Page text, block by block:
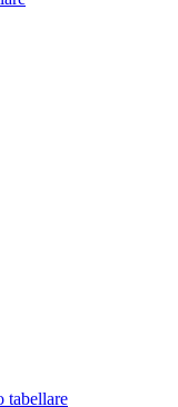
tabellare